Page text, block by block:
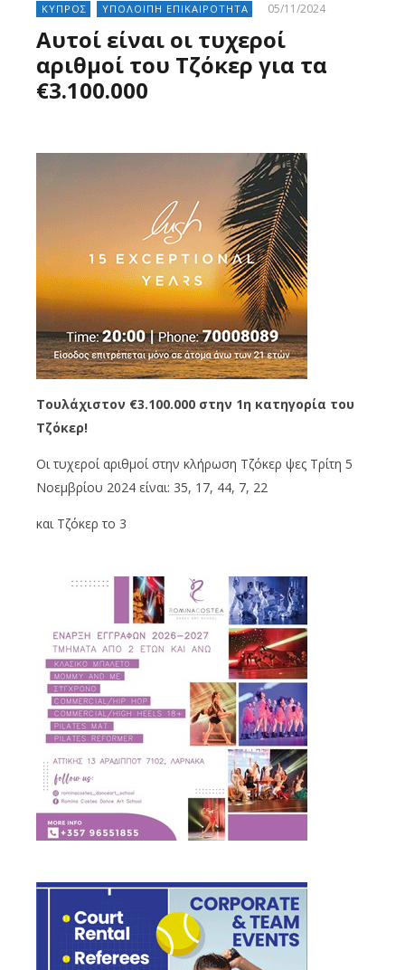
ΚΥΠΡΟΣ ΥΠΟΛΟΙΠΗ ΕΠΙΚΑΙΡΟΤΗΤΑ 05/11/2024
Αυτοί είναι οι τυχεροί
αριθμοί του Τζόκερ για τα
€3.100.000
Τουλάχιστον €3.100.000 στην 1η κατηγορία του
Τζόκερ!
Οι τυχεροί αριθμοί στην κλήρωση Τζόκερ ψες Τρίτη 5
Νοεμβρίου 2024 είναι: 35, 17, 44, 7, 22
και Τζόκερ το 3